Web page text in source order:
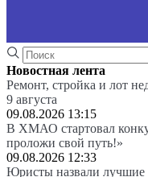
Новостная лента
Ремонт, стройка и лот
9 августа
09.08.2026 13:15
В ХМАО стартовал
проложи свой путь!»
09.08.2026 12:33
Юристы назвали лучшие